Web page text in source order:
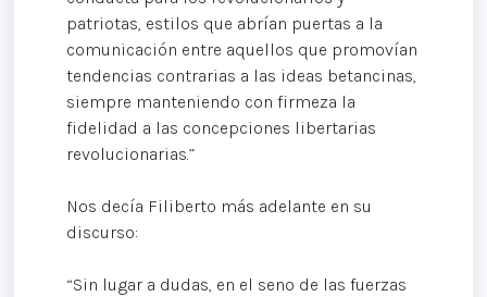
patriotas, estilos que abrían puertas a la
comunicación entre aquellos que promovían
tendencias contrarias a las ideas betancinas,
siempre manteniendo con firmeza la
fidelidad a las concepciones libertarias
revolucionarias.”
Nos decía Filiberto más adelante en su
discurso:
“Sin lugar a dudas, en el seno de las fuerzas